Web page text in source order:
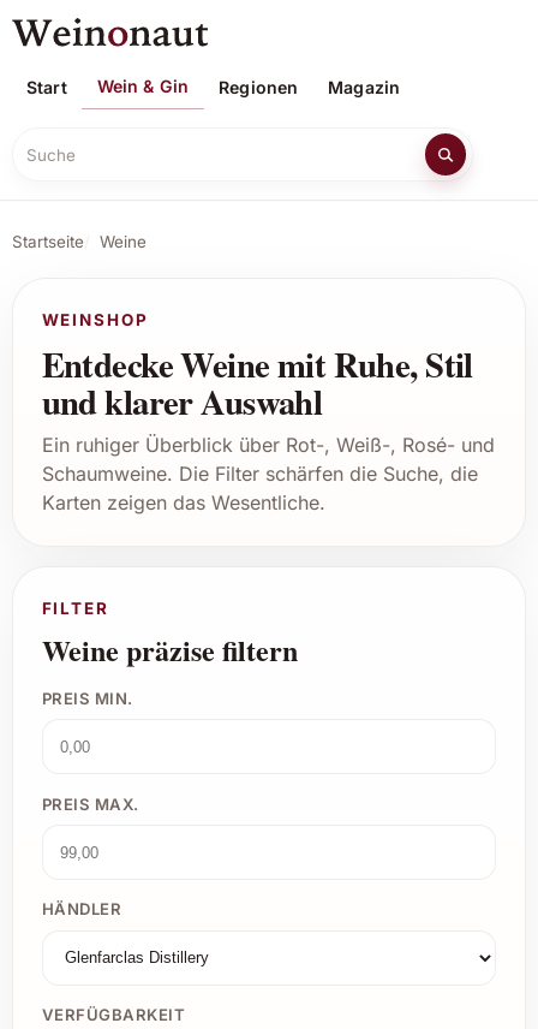
Start Wein & Gin Regionen Magazin
Suche
Startseite Weine
WEINSHOP
Entdecke Weine mit Ruhe, Stil
und klarer Auswahl
Ein ruhiger Überblick über Rot-, Weiß-, Rosé- und
Schaumweine. Die Filter schärfen die Suche, die
Karten zeigen das Wesentliche.
FILTER
Weine präzise filtern
PREIS MIN.
PREIS MAX.
HÄNDLER
VERFÜGBARKEIT